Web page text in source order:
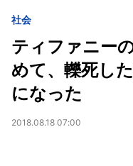
社会
ティファニー
めて、轢死し
になった
2018.08.18 07:00